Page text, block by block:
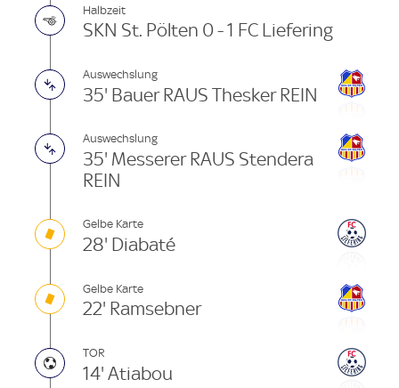
Halbzeit
SKN St. Pölten 0 - 1 FC Liefering
Auswechslung
35' Bauer RAUS Thesker REIN
Auswechslung
35' Messerer RAUS Stendera
REIN
Gelbe Karte
28' Diabaté
Gelbe Karte
22' Ramsebner
TOR
14' Atiabou